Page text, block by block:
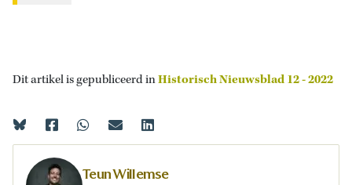
Dit artikel is gepubliceerd inHistorisch Nieuwsblad 12 - 2022
Teun Willemse